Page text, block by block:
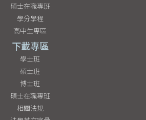
碩士在職專班
學分學程
高中生專區
下載專區
學士班
碩士班
博士班
碩士在職專班
相關法規